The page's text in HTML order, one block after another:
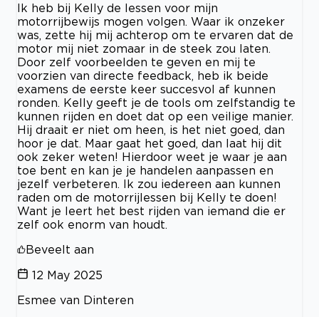
Ik heb bij Kelly de lessen voor mijn
motorrijbewijs mogen volgen. Waar ik onzeker
was, zette hij mij achterop om te ervaren dat de
motor mij niet zomaar in de steek zou laten.
Door zelf voorbeelden te geven en mij te
voorzien van directe feedback, heb ik beide
examens de eerste keer succesvol af kunnen
ronden. Kelly geeft je de tools om zelfstandig te
kunnen rijden en doet dat op een veilige manier.
Hij draait er niet om heen, is het niet goed, dan
hoor je dat. Maar gaat het goed, dan laat hij dit
ook zeker weten! Hierdoor weet je waar je aan
toe bent en kan je je handelen aanpassen en
jezelf verbeteren. Ik zou iedereen aan kunnen
raden om de motorrijlessen bij Kelly te doen!
Want je leert het best rijden van iemand die er
zelf ook enorm van houdt.
Beveelt aan
12 May 2025
Esmee van Dinteren